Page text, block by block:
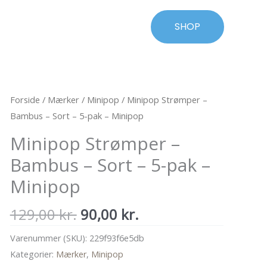
SHOP
Forside / Mærker/ Minipop / Minipop Strømper –
Bambus – Sort – 5-pak – Minipop
Minipop Strømper –
Bambus – Sort – 5-pak –
Minipop
129,00kr. Den
oprindelige
pris
var:
90,00 kr.Den
aktuelle
pris
Varenummer (SKU): 229f93f6e5db
Kategorier: Mærker, Minipop